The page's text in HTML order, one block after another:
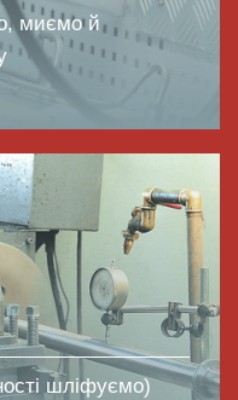
миємо й
шліфуємо)